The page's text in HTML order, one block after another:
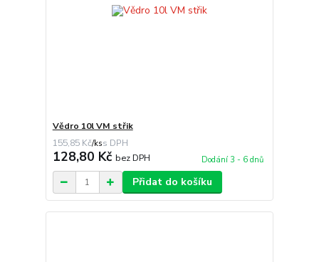
Vědro 10l VM střik
155,85 Kč/ks
128,80 Kč bez DPH Dodání 3 - 6 dnů
Přidat do košíku